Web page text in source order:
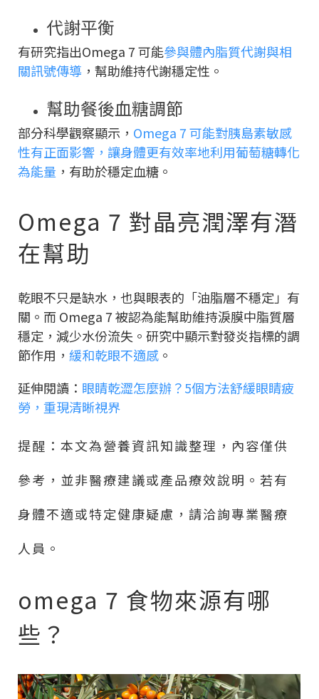
代謝平衡
有研究指出Omega 7 可能參與體內脂質代謝與相
關訊號傳導 ，幫助維持代謝穩定性。
幫助餐後血糖調節
部分科學觀察顯示， Omega 7 可能對胰島素敏感
性有正面影響，讓身體更有效率地利用葡萄糖轉化
為能量 ，有助於穩定血糖。
Omega 7 對晶亮潤澤有潛
在幫助
乾眼不只是缺水，也與眼表的「油脂層不穩定」有
關。而 Omega 7 被認為能幫助維持淚膜中脂質層
穩定，減少水份流失。研究中顯示對發炎指標的調
節作用， 緩和乾眼不適感 。
延伸閱讀： 眼睛乾澀怎麼辦？5個方法舒緩眼睛疲
勞，重現清晰視界
提醒：本文為營養資訊知識整理，內容僅供
參考，並非醫療建議或產品療效說明。若有
身體不適或特定健康疑慮，請洽詢專業醫療
人員。
omega 7 食物來源有哪
些？